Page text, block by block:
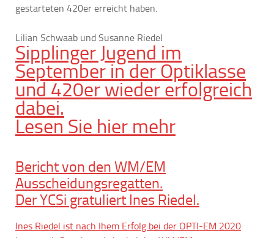
gestarteten 420er erreicht haben.
Lilian Schwaab und Susanne Riedel
Sipplinger Jugend im
September in der Optiklasse
und 420er wieder erfolgreich
dabei.
Lesen Sie hier mehr
Bericht von den WM/EM
Ausscheidungsregatten.
Der YCSi gratuliert Ines Riedel.
Ines Riedel ist nach Ihem Erfolg bei der OPTI-EM 2020